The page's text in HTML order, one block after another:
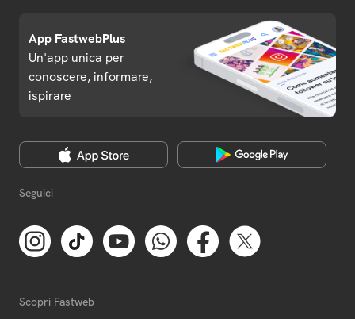
App FastwebPlus
Un'app unica per
conoscere, informare,
ispirare
Seguici
Scopri Fastweb